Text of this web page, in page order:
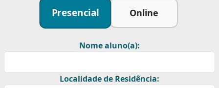
Presencial Online
Nome aluno(a):
Localidade de Residência: